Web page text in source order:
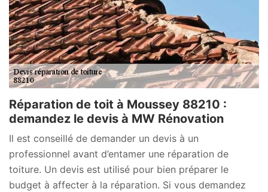
Réparation de toit à Moussey 88210 :
demandez le devis à MW Rénovation
Il est conseillé de demander un devis à un
professionnel avant d’entamer une réparation de
toiture. Un devis est utilisé pour bien préparer le
budget à affecter à la réparation. Si vous demandez